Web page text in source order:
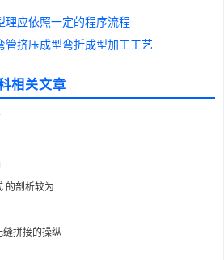
理应依照一定的程序流程
管挤压成型弯折成型加工工艺
相关文章
的剖析较为
拼接的操纵